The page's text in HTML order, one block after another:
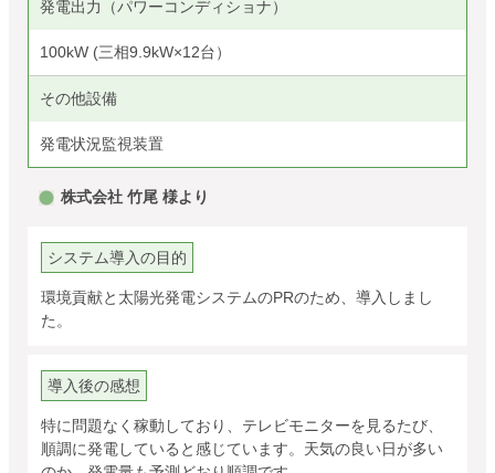
発電出力（パワーコンディショナ）
100kW (三相9.9kW×12台）
その他設備
発電状況監視装置
株式会社 竹尾 様より
システム導入の目的
環境貢献と太陽光発電システムのPRのため、導入しまし
た。
導入後の感想
特に問題なく稼動しており、テレビモニターを見るたび、
順調に発電していると感じています。天気の良い日が多い